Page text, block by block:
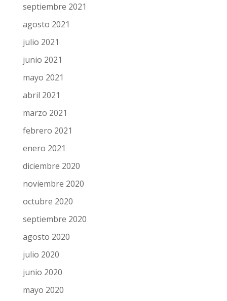
septiembre 2021
agosto 2021
julio 2021
junio 2021
mayo 2021
abril 2021
marzo 2021
febrero 2021
enero 2021
diciembre 2020
noviembre 2020
octubre 2020
septiembre 2020
agosto 2020
julio 2020
junio 2020
mayo 2020